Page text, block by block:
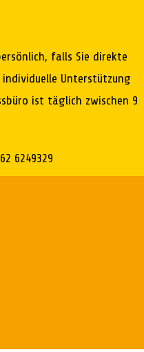
falls Sie direkte
Unterstützung
ist täglich zwischen 9
6249329